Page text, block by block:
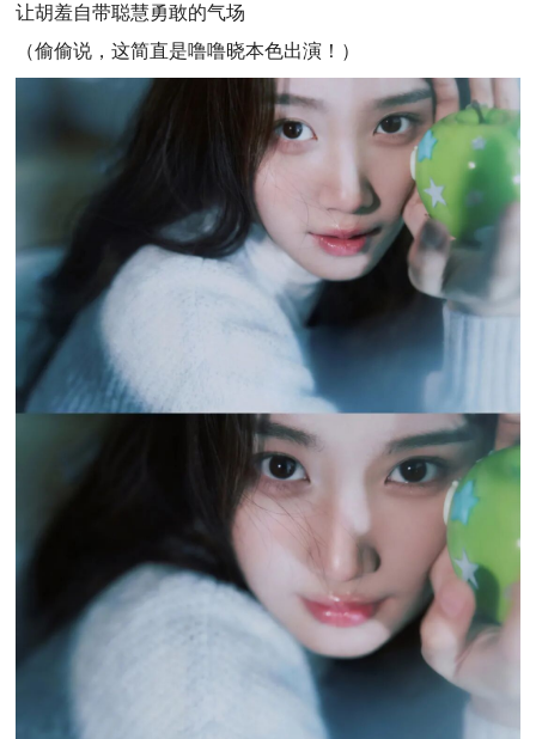
让胡羞自带聪慧勇敢的气场
（偷偷说，这简直是噜噜晓本色出演！）